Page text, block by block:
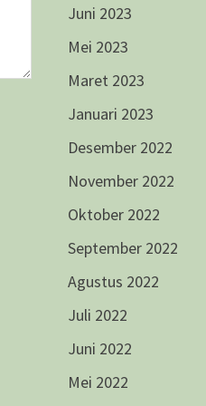
Juni 2023
Mei 2023
Maret 2023
Januari 2023
Desember 2022
November 2022
Oktober 2022
September 2022
Agustus 2022
Juli 2022
Juni 2022
Mei 2022